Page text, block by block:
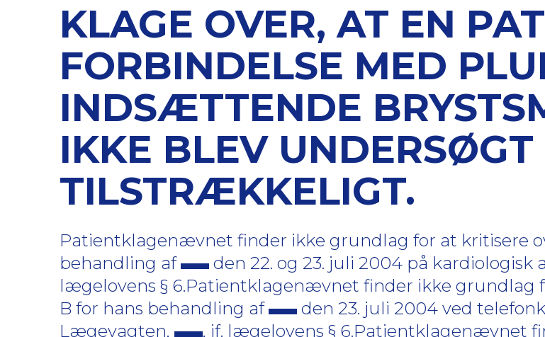
KLAGE OVER, AT EN
FORBINDELSE MED
INDSÆTTENDE
IKKE BLEV UNDERSØGT
TILSTRÆKKELIGT.
Patientklagenævnet finder ikke grundlag for at kritisere
behandling af
den 22. og 23. juli 2004 på kardiologisk
lægelovens § 6.Patientklagenævnet finder ikke grundlag
B for hans behandling af
den 23. juli 2004 ved
Lægevagten,
, jf. lægelovens § 6.Patientklagenævnet